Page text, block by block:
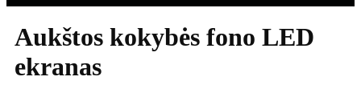
Aukštos kokybės fono LED
ekranas